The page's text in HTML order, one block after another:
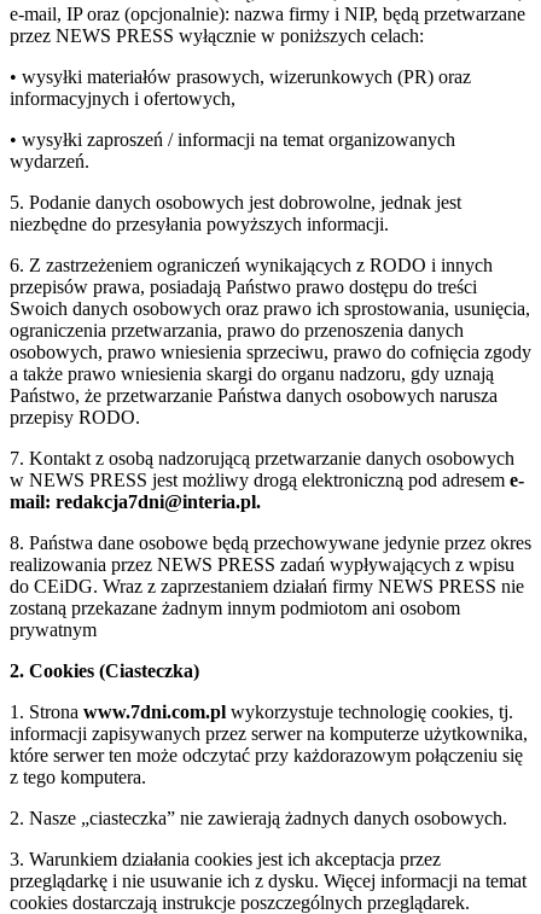
e-mail, IP oraz (opcjonalnie): nazwa firmy i NIP, będą przetwarzane
przez NEWS PRESS wyłącznie w poniższych celach:
• wysyłki materiałów prasowych, wizerunkowych (PR) oraz
informacyjnych i ofertowych,
• wysyłki zaproszeń / informacji na temat organizowanych
wydarzeń.
5. Podanie danych osobowych jest dobrowolne, jednak jest
niezbędne do przesyłania powyższych informacji.
6. Z zastrzeżeniem ograniczeń wynikających z RODO i innych
przepisów prawa, posiadają Państwo prawo dostępu do treści
Swoich danych osobowych oraz prawo ich sprostowania, usunięcia,
ograniczenia przetwarzania, prawo do przenoszenia danych
osobowych, prawo wniesienia sprzeciwu, prawo do cofnięcia zgody
a także prawo wniesienia skargi do organu nadzoru, gdy uznają
Państwo, że przetwarzanie Państwa danych osobowych narusza
przepisy RODO.
7. Kontakt z osobą nadzorującą przetwarzanie danych osobowych
w NEWS PRESS jest możliwy drogą elektroniczną pod adresem e-
mail: redakcja7dni@interia.pl.
8. Państwa dane osobowe będą przechowywane jedynie przez okres
realizowania przez NEWS PRESS zadań wypływających z wpisu
do CEiDG. Wraz z zaprzestaniem działań firmy NEWS PRESS nie
zostaną przekazane żadnym innym podmiotom ani osobom
prywatnym
2. Cookies (Ciasteczka)
1. Strona www.7dni.com.pl wykorzystuje technologię cookies, tj.
informacji zapisywanych przez serwer na komputerze użytkownika,
które serwer ten może odczytać przy każdorazowym połączeniu się
z tego komputera.
2. Nasze „ciasteczka” nie zawierają żadnych danych osobowych.
3. Warunkiem działania cookies jest ich akceptacja przez
przeglądarkę i nie usuwanie ich z dysku. Więcej informacji na temat
cookies dostarczają instrukcje poszczególnych przeglądarek.